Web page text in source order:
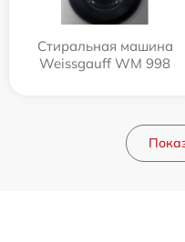
Стиральная машина
Weissgauff WM 998